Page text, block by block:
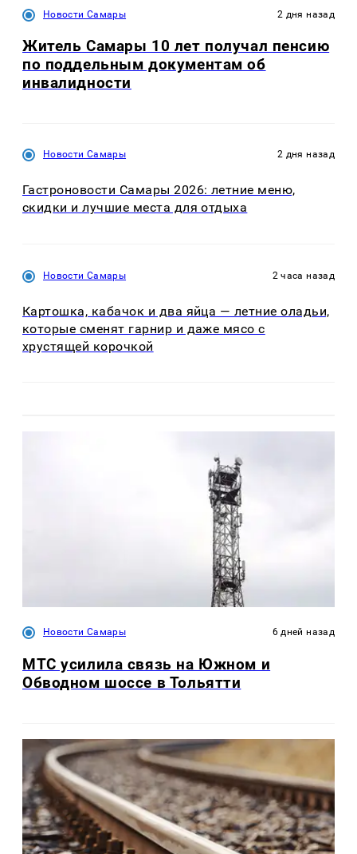
Новости Самары 2 дня назад
Житель Самары 10 лет получал пенсию
по поддельным документам об
инвалидности
Новости Самары 2 дня назад
Гастроновости Самары 2026: летние меню,
скидки и лучшие места для отдыха
Новости Самары 2 часа назад
Картошка, кабачок и два яйца — летние оладьи,
которые сменят гарнир и даже мясо с
хрустящей корочкой
Новости Самары 6 дней назад
МТС усилила связь на Южном и
Обводном шоссе в Тольятти